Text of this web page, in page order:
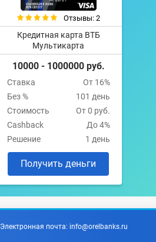
Отзывы: 2
Кредитная карта ВТБ
Мультикарта
10000 - 1000000 руб.
Ставка
От 16%
Без %
101 день
Стоимость
От 0 руб.
Cashback
До 4%
Решение
1 день
Получить деньги
Электронная почта: info@orelbanks.ru